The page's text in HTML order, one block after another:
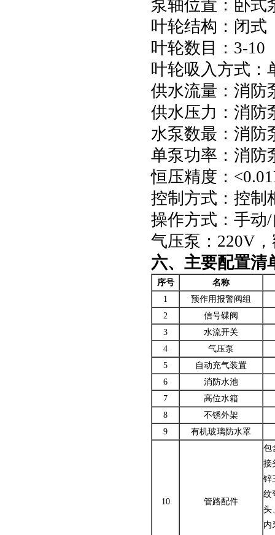
泵轴位置：卧式
叶轮结构：闭式
叶轮数目：3-10
叶轮吸入方式：
供水流量：消防
供水压力：消防
水泵数最：消防
单泵功率：消防
恒压精度：
控制方式：控制
操作方式：手动
气压泵：220V
六、主要配置清
序号
名称
1
预作用报警阀组
2
信号碟阀
3
水流开关
4
气压泵
5
自动充气装置
6
消防水池
7
高位水箱
8
不锈外架
9
有机玻璃防水罩
10 管路配件
包
接
锌
纹
头
内